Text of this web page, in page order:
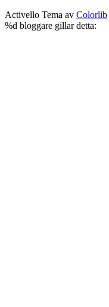
Activello Tema av Colorlib
%d bloggare gillar detta: